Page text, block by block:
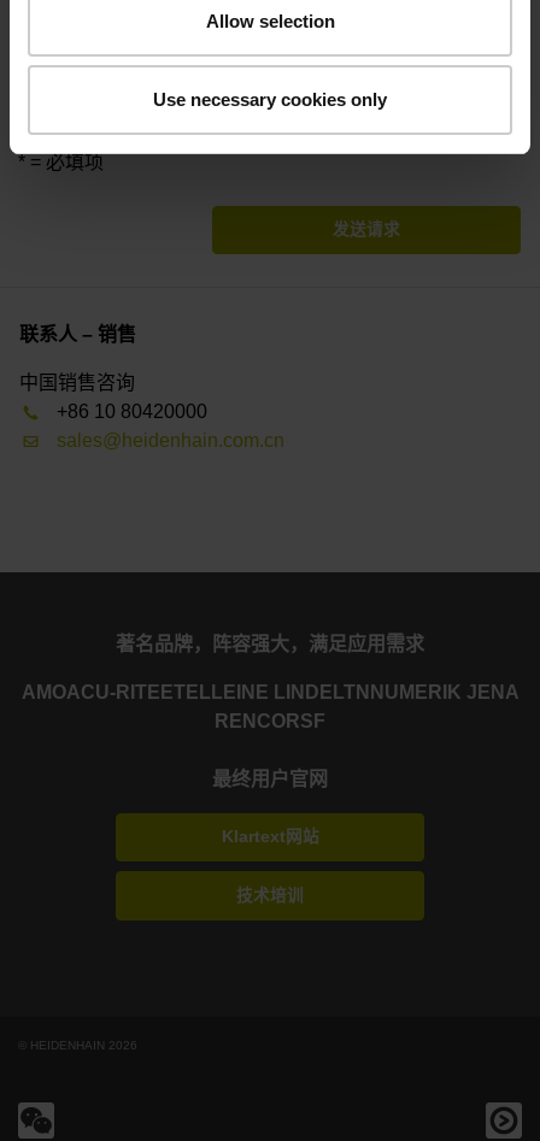
Allow selection
Use necessary cookies only
通过电子方式采集、使用和处理您所提供的个人信息。DR.
JOHANNES HEIDENHAIN GmbH的销售伙伴（例如，子
些销售伙伴可能自行直接与您联系。
* = 必填项
发送请求
联系人 – 销售
中国销售咨询
+86 10 80420000
sales@heidenhain.com.cn
著名品牌，阵容强大，满足应用需求
AMOACU-RITE ETEL LEINE LINDE LTN NUMERIK JENA
RENCORSF
最终用户官网
Klartext网站
技术培训
© HEIDENHAIN 2026